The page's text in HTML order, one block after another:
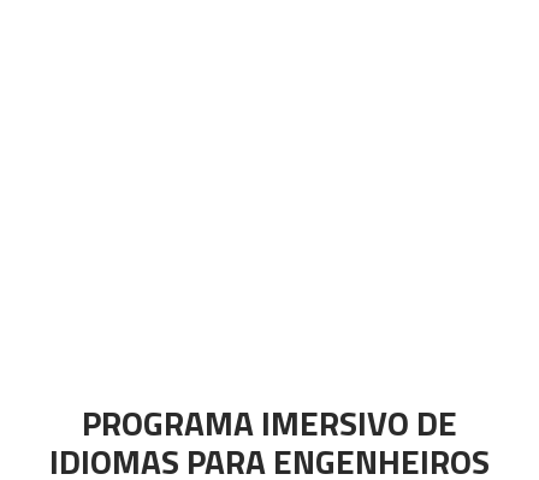
PROGRAMA IMERSIVO DE
IDIOMAS PARA ENGENHEIROS